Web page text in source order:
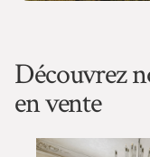
Découvrez
en vente